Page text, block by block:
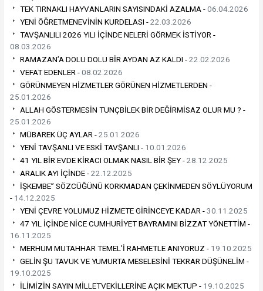
TEK TIRNAKLI HAYVANLARIN SAYISINDAKİ AZALMA -06.04.2026
YENİ ÖĞRETMENEVİNİN KURDELASI -22.03.2026
TAVŞANLILI 2026 YILI İÇİNDE NELERİ GÖRMEK İSTİYOR -
08.03.2026
RAMAZAN’A DOLU DOLU BİR AYDAN AZ KALDI -22.02.2026
VEFAT EDENLER -08.02.2026
GÖRÜNMEYEN HİZMETLER GÖRÜNEN HİZMETLERDEN -
25.01.2026
ALLAH GÖSTERMESİN TUNÇBİLEK BİR DEĞİRMİSAZ OLUR MU ? -
25.01.2026
MÜBAREK ÜÇ AYLAR -25.01.2026
YENİ TAVŞANLI VE ESKİ TAVŞANLI - 10.01.2026
41 YIL BİR EVDE KİRACI OLMAK NASIL BİR ŞEY -28.12.2025
ARALIK AYI İÇİNDE -22.12.2025
İŞKEMBE” SÖZCÜĞÜNÜ KORKMADAN ÇEKİNMEDEN SÖYLÜYORUM
- 14.12.2025
YENİ ÇEVRE YOLUMUZ HİZMETE GİRİNCEYE KADAR -30.11.2025
47 YIL İÇİNDE NİCE CUMHURİYET BAYRAMINI BİZZAT YÖNETTİM -
16.11.2025
MERHUM MUTAHHAR TEMEL’İ RAHMETLE ANIYORUZ - 19.10.2025
GELİN ŞU TAVUK VE YUMURTA MESELESİNİ TEKRAR DÜŞÜNELİM -
19.10.2025
İLİMİZİN SAYIN MİLLETVEKİLLERİNE AÇIK MEKTUP - 19.10.2025